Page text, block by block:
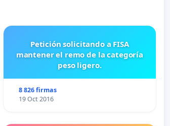
Petición solicitando a FISA
mantener el remo de la categoría
peso ligero.
8 826 firmas
19 Oct 2016